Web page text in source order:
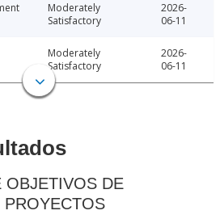
Moderately
Satisfactory
2026-
06-11
Moderately
Satisfactory
2026-
06-11
OBJETIVOS DE